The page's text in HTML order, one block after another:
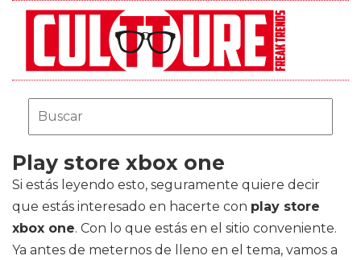
Play store xbox one
Si estás leyendo esto, seguramente quiere decir
que estás interesado en hacerte con play store
xbox one. Con lo que estás en el sitio conveniente.
Ya antes de meternos de lleno en el tema, vamos a